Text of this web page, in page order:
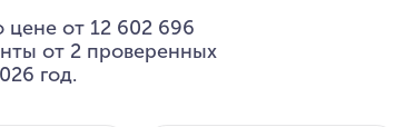
цене от 12 602 696
от 2 проверенных
год.